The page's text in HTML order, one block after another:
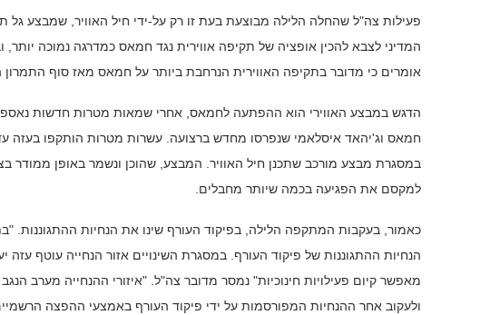
פעילות צה"ל שהחלה הלילה מבוצעת בעת זו רק על-ידי חיל האוויר, שמבצע
המדיני לצבא להכין אופציה של תקיפה אווירית נגד חמאס כמדרגה נמוכה
אומרים כי מדובר בתקיפה האווירית הנרחבת ביותר על חמאס מאז סוף
חמאס וג'יהאד איסלאמי שנפרסו מחדש ברצועה. עשרות מטרות הותקפו בעזה
במסגרת מבצע מורכב שתכנן חיל האוויר. המבצע, שהוכן ונשמר באופן ממודר
למקסם את הפגיעה בכמה שיותר מחבלים.
הנחיות ההתגוננות של פיקוד העורף. במסגרת השינויים אזור הנחייה עוטף
מאפשר קיום פעילויות חינוכיות" נמסר מדובר צה"ל. "איזורי ההנחייה מערב
ולעקוב אחר ההנחיות המפורסמות על ידי פיקוד העורף באמצעי ההפצה